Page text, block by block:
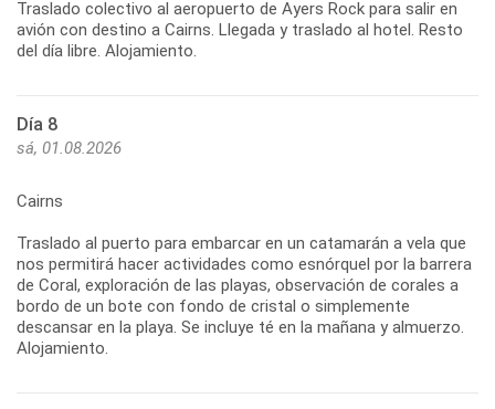
Traslado colectivo al aeropuerto de Ayers Rock para salir en
avión con destino a Cairns. Llegada y traslado al hotel. Resto
del día libre. Alojamiento.
Día 8
sá, 01.08.2026
Cairns
Traslado al puerto para embarcar en un catamarán a vela que
nos permitirá hacer actividades como esnórquel por la barrera
de Coral, exploración de las playas, observación de corales a
bordo de un bote con fondo de cristal o simplemente
descansar en la playa. Se incluye té en la mañana y almuerzo.
Alojamiento.